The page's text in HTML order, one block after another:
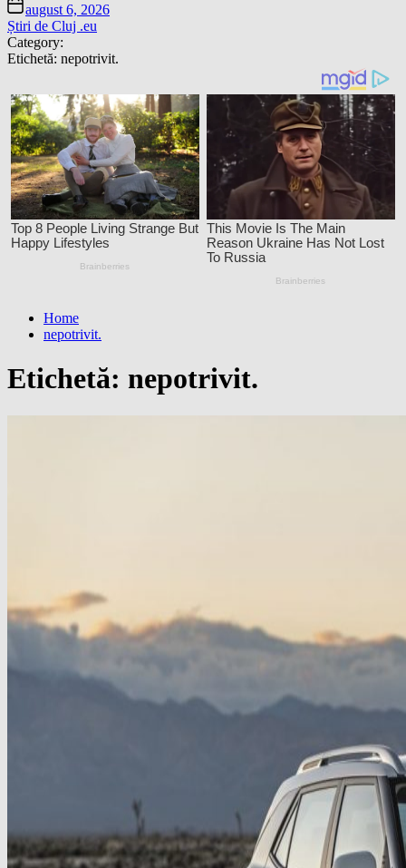
august 6, 2026
Știri de Cluj .eu
Category:
Etichetă: nepotrivit.
Home
nepotrivit.
Etichetă: nepotrivit.